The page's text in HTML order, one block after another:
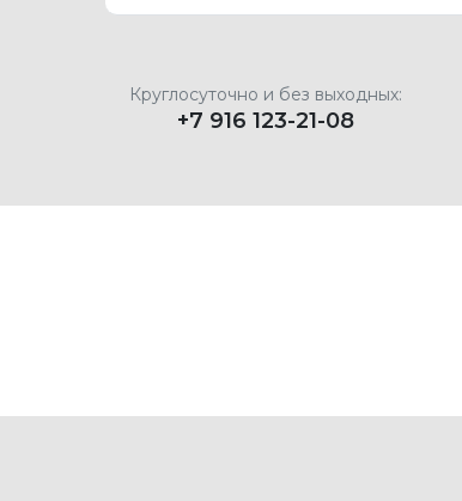
Круглосуточно и без выходных:
+7 916 123-21-08